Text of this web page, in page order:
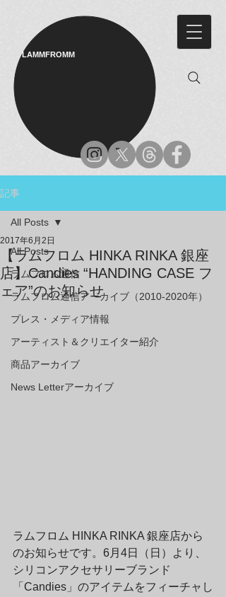
LAMMFROMM​
記事
All Posts
ラムフロム通信
ラムフロム通信アーカイブ（2010-2020年）
プレス・メディア情報
アーティスト＆クリエイター紹介
商品アーカイブ
News Letterアーカイブ
All Posts
【ラムフロム HINKA RINKA 銀座
店】Candies “HANDING CASE フ
ェア”のお知らせ
2017年6月2日
ラムフロム HINKA RINKA 銀座店から
のお知らせです。6月4日（日）より、
シリコンアクセサリーブランド
「Candies」のアイテムをフィーチャし